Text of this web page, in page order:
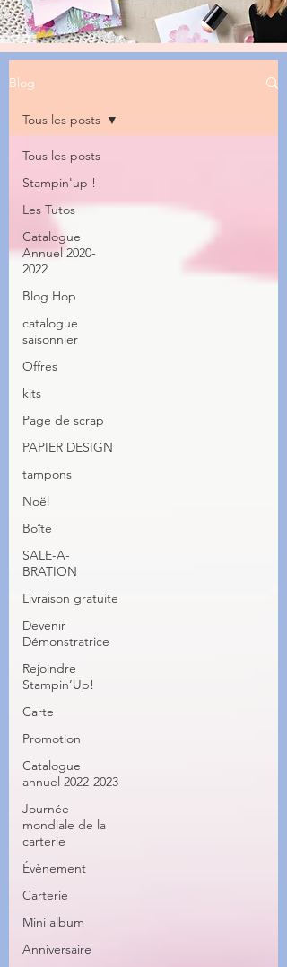
Blog
Tous les posts
Stampin'up !
Les Tutos
Catalogue
Annuel 2020-
2022
Blog Hop
catalogue
saisonnier
Offres
kits
Page de scrap
PAPIER DESIGN
tampons
Noël
Boîte
SALE-A-
BRATION
Livraison gratuite
Devenir
Démonstratrice
Rejoindre
Stampin’Up!
Carte
Promotion
Catalogue
annuel 2022-2023
Journée
mondiale de la
carterie
Évènement
Carterie
Mini album
Anniversaire
Tous les posts